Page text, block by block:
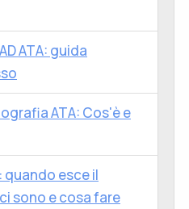
ATA: guida
ATA: Cos'è e
quando esce il
sono e cosa fare